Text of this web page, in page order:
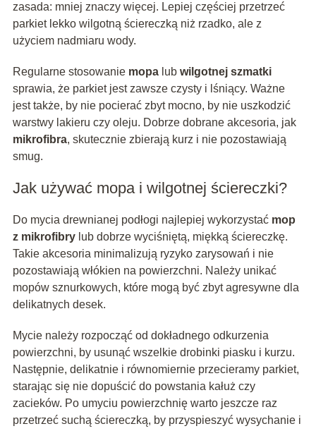
zasada: mniej znaczy więcej. Lepiej częściej przetrzeć
parkiet lekko wilgotną ściereczką niż rzadko, ale z
użyciem nadmiaru wody.
Regularne stosowanie mopalub wilgotnej szmatki
sprawia, że parkiet jest zawsze czysty i lśniący. Ważne
jest także, by nie pocierać zbyt mocno, by nie uszkodzić
warstwy lakieru czy oleju. Dobrze dobrane akcesoria, jak
mikrofibra, skutecznie zbierają kurz i nie pozostawiają
smug.
Jak używać mopa i wilgotnej ściereczki?
Do mycia drewnianej podłogi najlepiej wykorzystać mop
z mikrofibrylub dobrze wyciśniętą, miękką ściereczkę.
Takie akcesoria minimalizują ryzyko zarysowań i nie
pozostawiają włókien na powierzchni. Należy unikać
mopów sznurkowych, które mogą być zbyt agresywne dla
delikatnych desek.
Mycie należy rozpocząć od dokładnego odkurzenia
powierzchni, by usunąć wszelkie drobinki piasku i kurzu.
Następnie, delikatnie i równomiernie przecieramy parkiet,
starając się nie dopuścić do powstania kałuż czy
zacieków. Po umyciu powierzchnię warto jeszcze raz
przetrzeć suchą ściereczką, by przyspieszyć wysychanie i